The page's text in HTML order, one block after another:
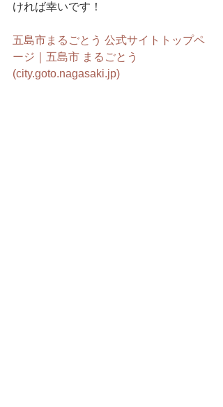
ければ幸いです！
五島市まるごとう 公式サイトトップペ
ージ｜五島市 まるごとう
(city.goto.nagasaki.jp)